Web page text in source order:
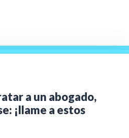
a un abogado,
¡llame a estos